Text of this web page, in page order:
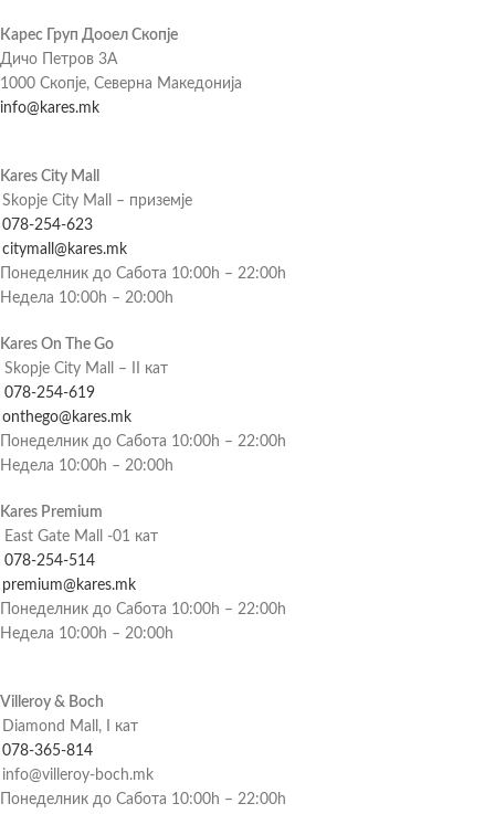
Карес Груп Дооел Скопје
Дичо Петров 3А
1000 Скопје, Северна Македонија
info@kares.mk
Kares City Mall
Skopje City Mall – приземје
078-254-623
citymall@kares.mk
Понеделник до Сабота 10:00h – 22:00h
Недела 10:00h – 20:00h
Kares On The Go
Skopje City Mall – II кат
078-254-619
onthego@kares.mk
Понеделник до Сабота 10:00h – 22:00h
Недела 10:00h – 20:00h
Kares Premium
East Gate Mall -01 кат
078-254-514
premium@kares.mk
Понеделник до Сабота 10:00h – 22:00h
Недела 10:00h – 20:00h
Villeroy & Boch
Diamond Mall, I кат
078-365-814
info@villeroy-boch.mk
Понеделник до Сабота 10:00h – 22:00h